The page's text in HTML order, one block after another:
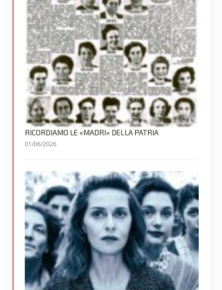
RICORDIAMO LE «MADRI» DELLA PATRIA
01/06/2026